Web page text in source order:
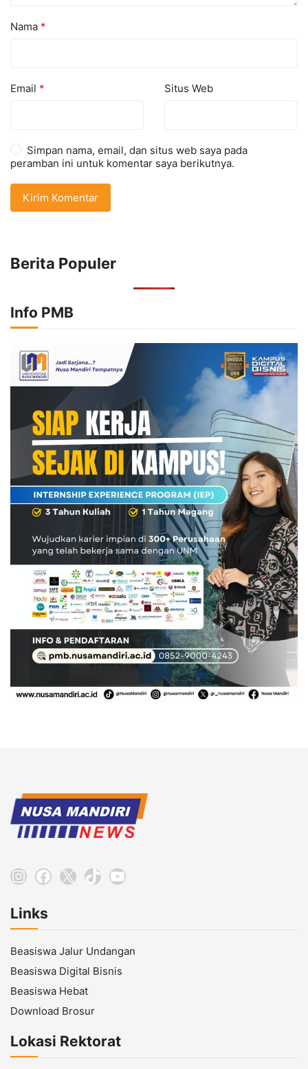
Nama *
Email * Situs Web
Simpan nama, email, dan situs web saya pada
peramban ini untuk komentar saya berikutnya.
Berita Populer
Info PMB
Instagram
Facebook
X TikTokYouTube
Links
Beasiswa Jalur Undangan
Beasiswa Digital Bisnis
Beasiswa Hebat
Download Brosur
Lokasi Rektorat